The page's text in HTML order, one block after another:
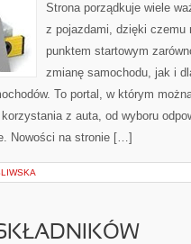
Strona porządkuje wiele
z pojazdami, dzięki czemu
punktem startowym
zmianę samochodu, jak i
To portal, w którym
z auta, od wyboru
Nowości na stronie […]